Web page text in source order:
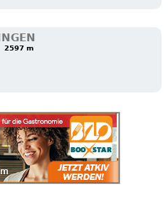
2597 m